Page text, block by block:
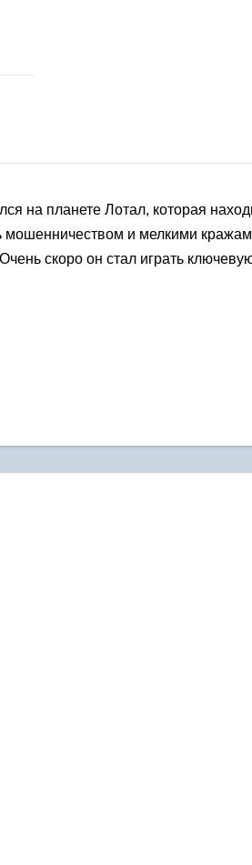
на планете Лотал, которая
и мелкими
скоро он стал играть